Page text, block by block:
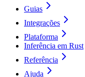
Guias
Integrações
Plataforma
Inferência em Rust
Referência
Ajuda